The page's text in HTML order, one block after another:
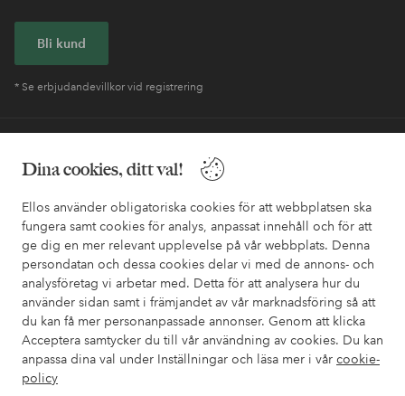
Dina cookies, ditt val!
Ellos använder obligatoriska cookies för att webbplatsen ska
fungera samt cookies för analys, anpassat innehåll och för att
ge dig en mer relevant upplevelse på vår webbplats. Denna
persondatan och dessa cookies delar vi med de annons- och
analysföretag vi arbetar med. Detta för att analysera hur du
använder sidan samt i främjandet av vår marknadsföring så att
du kan få mer personanpassade annonser. Genom att klicka
Acceptera samtycker du till vår användning av cookies. Du kan
anpassa dina val under Inställningar och läsa mer i vår cookie-
policy
Bli kund
* Se erbjudandevillkor vid registrering
I vår FAQ hittar du svaren på de vanligaste frågorna. Här finns
också information om hur du enklast kontaktar oss.
Kundservice Beställning Betalsätt
Mina sidor
Om Ellos